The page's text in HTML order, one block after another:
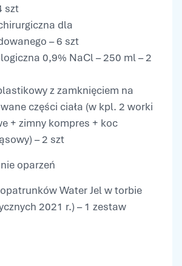
szt
dla
– 6 szt
0,9% NaCl – 250 ml – 2
z zamknięciem na
części ciała (w kpl. 2 worki
+ zimny kompres + koc
– 2 szt
oparzeń
Water Jel w torbie
2021 r.) – 1 zestaw